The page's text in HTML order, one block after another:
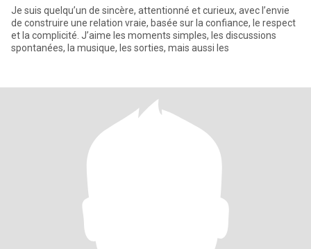
Je suis quelqu’un de sincère, attentionné et curieux, avec l’envie
de construire une relation vraie, basée sur la confiance, le respect
et la complicité. J’aime les moments simples, les discussions
spontanées, la musique, les sorties, mais aussi les